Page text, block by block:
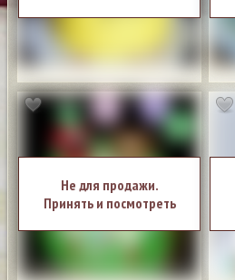
Не для продажи.
Принять и посмотреть